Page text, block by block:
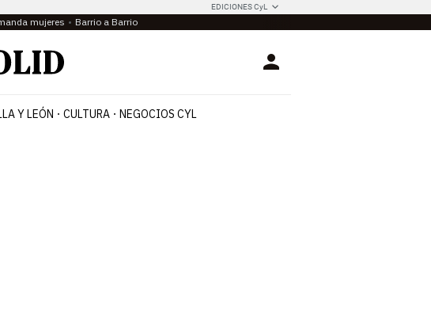
EDICIONES CyL
mujeres Barrio a Barrio
Login
Y LEÓN CULTURA NEGOCIOS CYL